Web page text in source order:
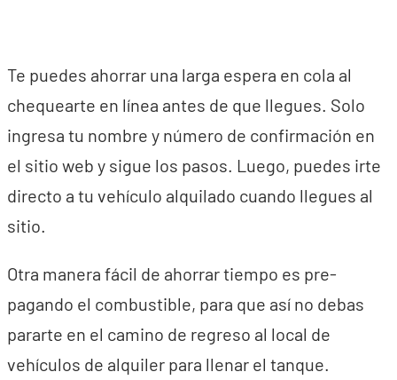
Te puedes ahorrar una larga espera en cola al
chequearte en línea antes de que llegues. Solo
ingresa tu nombre y número de confirmación en
el sitio web y sigue los pasos. Luego, puedes irte
directo a tu vehículo alquilado cuando llegues al
sitio.
Otra manera fácil de ahorrar tiempo es pre-
pagando el combustible, para que así no debas
pararte en el camino de regreso al local de
vehículos de alquiler para llenar el tanque.